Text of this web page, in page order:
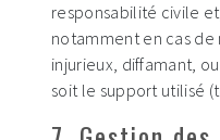
responsabilité civile
notamment en cas
injurieux, diffamant,
soit le support utilisé